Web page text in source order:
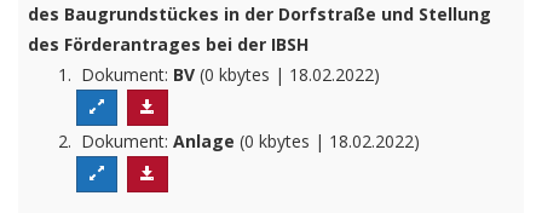
des Baugrundstückes in der Dorfstraße und Stellung
des Förderantrages bei der IBSH
Dokument: BV (0 kbytes | 18.02.2022)
Dokument: Anlage (0 kbytes | 18.02.2022)